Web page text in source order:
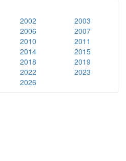
2002
2003
2006
2007
2010
2011
2014
2015
2018
2019
2022
2023
2026